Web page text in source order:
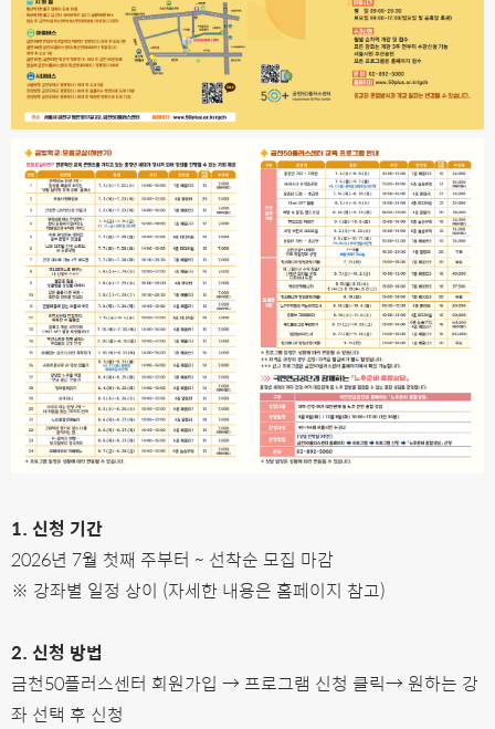
1. 신청 기간
2026년 7월 첫째 주부터 ~ 선착순 모집 마감
※ 강좌별 일정 상이 (자세한 내용은 홈페이지 참고)
2. 신청 방법
금천50플러스센터 회원가입 → 프로그램 신청 클릭→ 원하는 강
좌 선택 후 신청